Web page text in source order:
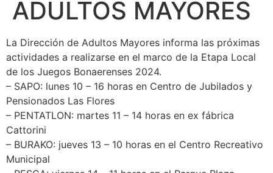
ADULTOS MAYORES
La Dirección de Adultos Mayores informa las próximas
actividades a realizarse en el marco de la Etapa Local
de los Juegos Bonaerenses 2024.
– SAPO: lunes 10 – 16 horas en Centro de Jubilados y
Pensionados Las Flores
– PENTATLON: martes 11 – 14 horas en ex fábrica
Cattorini
– BURAKO: jueves 13 – 10 horas en el Centro Recreativo
Municipal